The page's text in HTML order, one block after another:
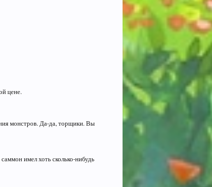
цене.
монстров. Да-да, торщики. Вы
имел хоть сколько-нибудь